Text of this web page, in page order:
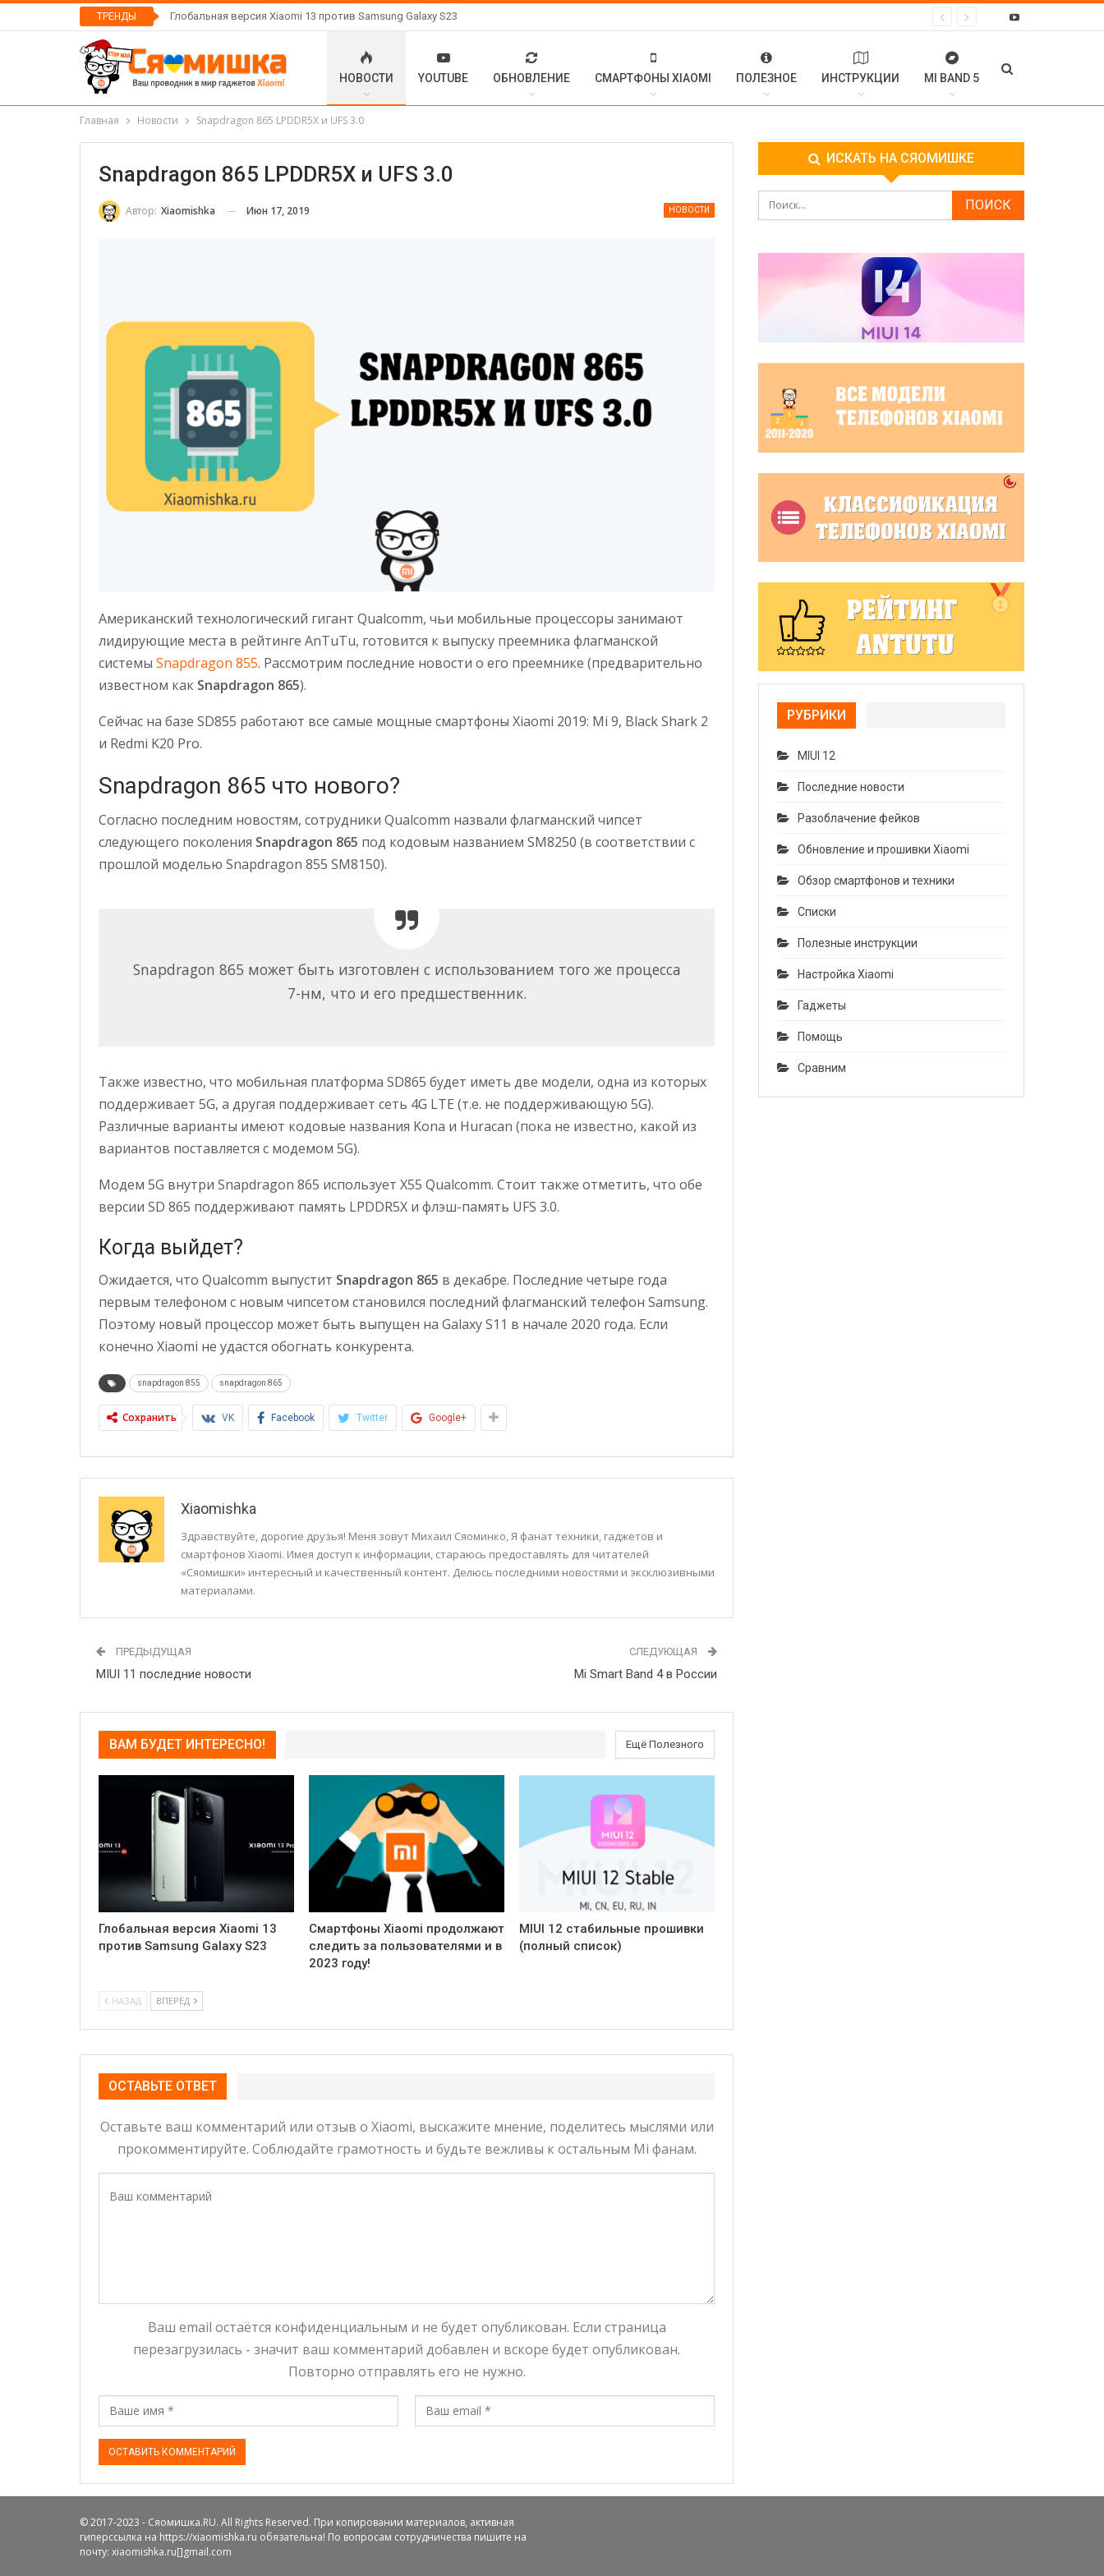
ТРЕНДЫ Глобальная версия Xiaomi 13 против Samsung Galaxy S23
НОВОСТИ YOUTUBE ОБНОВЛЕНИЕ СМАРТФОНЫ XIAOMI ПОЛЕЗНОЕ ИНСТРУКЦИИ MI BAND 5
Главная Новости Snapdragon 865 LPDDR5X и UFS 3.0
Snapdragon 865 LPDDR5X и UFS 3.0
НОВОСТИ
Автор: Xiaomishka Июн 17, 2019
Американский технологический гигант Qualcomm, чьи мобильные процессоры занимают
лидирующие места в рейтинге AnTuTu, готовится к выпуску преемника флагманской
системы Snapdragon 855. Рассмотрим последние новости о его преемнике (предварительно
известном как Snapdragon 865).
Сейчас на базе SD855 работают все самые мощные смартфоны Xiaomi 2019: Mi 9, Black Shark 2
и Redmi K20 Pro.
Snapdragon 865 что нового?
Согласно последним новостям, сотрудники Qualcomm назвали флагманский чипсет
следующего поколения Snapdragon 865 под кодовым названием SM8250 (в соответствии с
прошлой моделью Snapdragon 855 SM8150).
Snapdragon 865 может быть изготовлен с использованием того же процесса
7-нм, что и его предшественник.
Также известно, что мобильная платформа SD865 будет иметь две модели, одна из которых
поддерживает 5G, а другая поддерживает сеть 4G LTE (т.е. не поддерживающую 5G).
Различные варианты имеют кодовые названия Kona и Huracan (пока не известно, какой из
вариантов поставляется с модемом 5G).
Модем 5G внутри Snapdragon 865 использует X55 Qualcomm. Стоит также отметить, что обе
версии SD 865 поддерживают память LPDDR5X и флэш-память UFS 3.0.
Когда выйдет?
Ожидается, что Qualcomm выпустит Snapdragon 865 в декабре. Последние четыре года
первым телефоном с новым чипсетом становился последний флагманский телефон Samsung.
Поэтому новый процессор может быть выпущен на Galaxy S11 в начале 2020 года. Если
конечно Xiaomi не удастся обогнать конкурента.
snapdragon 855 snapdragon 865
Сохранить VK Facebook Twitter Google+
Xiaomishka
Здравствуйте, дорогие друзья! Меня зовут Михаил Сяоминко, Я фанат техники, гаджетов и
смартфонов Xiaomi. Имея доступ к информации, стараюсь предоставлять для читателей
«Сяомишки» интересный и качественный контент. Делюсь последними новостями и эксклюзивными
материалами.
ПРЕДЫДУЩАЯ
MIUI 11 последние новости
СЛЕДУЮЩАЯ
Mi Smart Band 4 в России
ВАМ БУДЕТ ИНТЕРЕСНО! Ещё Полезного
Глобальная версия Xiaomi 13
против Samsung Galaxy S23
Смартфоны Xiaomi продолжают
следить за пользователями и в
2023 году!
MIUI 12 стабильные прошивки
(полный список)
НАЗАД ВПЕРЁД
ОСТАВЬТЕ ОТВЕТ
Оставьте ваш комментарий или отзыв о Xiaomi, выскажите мнение, поделитесь мыслями или
прокомментируйте. Соблюдайте грамотность и будьте вежливы к остальным Mi фанам.
Ваш email остаётся конфиденциальным и не будет опубликован. Если страница
перезагрузилась - значит ваш комментарий добавлен и вскоре будет опубликован.
Повторно отправлять его не нужно.
ИСКАТЬ НА СЯОМИШКЕ
РУБРИКИ
MIUI 12
Последние новости
Разоблачение фейков
Обновление и прошивки Xiaomi
Обзор смартфонов и техники
Списки
Полезные инструкции
Настройка Xiaomi
Гаджеты
Помощь
Сравним
© 2017-2023 - Сяомишка.RU. All Rights Reserved. При копировании материалов, активная
гиперссылка на https://xiaomishka.ru обязательна! По вопросам сотрудничества пишите на
почту: xiaomishka.ru[]gmail.com